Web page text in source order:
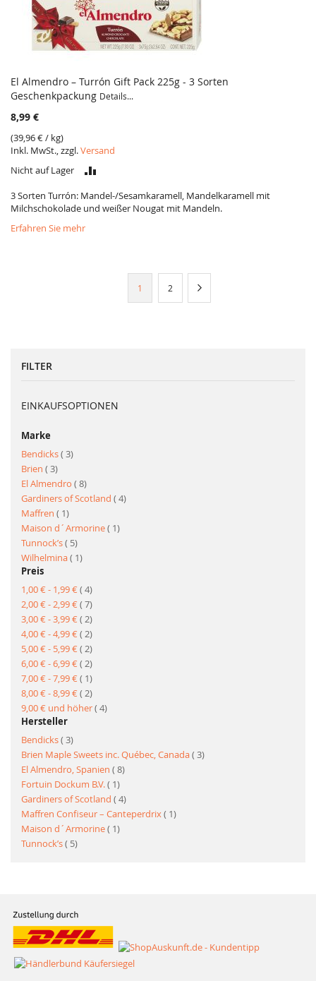
El Almendro – Turrón Gift Pack 225g - 3 Sorten
Geschenkpackung Details...
8,99 €
(39,96 €/ kg)
Inkl. MwSt., zzgl.Versand
Nicht auf Lager
VERGLEICH
3 Sorten Turrón: Mandel-/Sesamkaramell, Mandelkaramell mit
Milchschokolade und weißer Nougat mit Mandeln.
Erfahren Sie mehr
Sie
1 Seite
2
FILTER
EINKAUFSOPTIONEN
Marke
Bendicks 3Artikel
Brien
3Artikel
El Almendro
8Artikel
Gardiners of Scotland
4Artikel
Maffren
1Artikel
Maison d´Armorine
1Artikel
Tunnock’s
5Artikel
Wilhelmina
1Artikel
Preis
1,00 €- 1,99 € 4Artikel
2,00 €-2,99 € 7Artikel
3,00 €-3,99 € 2Artikel
4,00 €-4,99 € 2Artikel
5,00 €- 5,99 € 2Artikel
6,00 €-6,99 € 2Artikel
7,00 €-7,99 € 1Artikel
8,00 €-8,99 € 2Artikel
9,00 € und höher 4Artikel
Hersteller
Bendicks 3Artikel
Brien Maple Sweets inc. Québec, Canada 3Artikel
El Almendro, Spanien
8Artikel
Fortuin Dockum B.V.
1Artikel
Gardiners of Scotland
4Artikel
Maffren Confiseur – Canteperdrix
1Artikel
Maison d´Armorine
1Artikel
Tunnock’s
5Artikel